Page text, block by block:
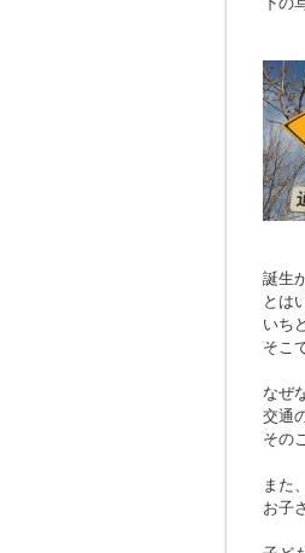
誕生
とは
いち
そこ
なぜ
交通
その
また
お子